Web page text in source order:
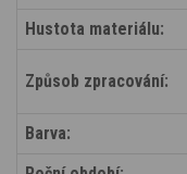
Hustota materiálu:
Způsob zpracování:
Barva: